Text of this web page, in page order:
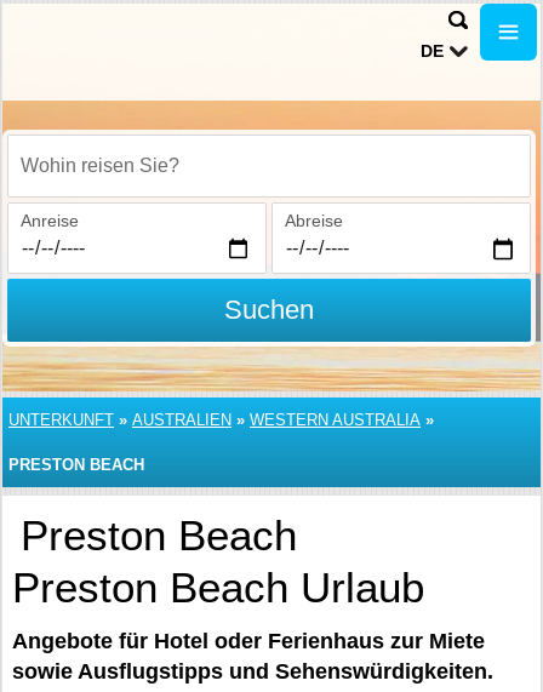
DE
Wohin reisen Sie?
Anreise Abreise
Suchen
UNTERKUNFT » AUSTRALIEN » WESTERN AUSTRALIA »
PRESTON BEACH
Preston Beach
Preston Beach Urlaub
Angebote für Hotel oder Ferienhaus zur Miete
sowie Ausflugstipps und Sehenswürdigkeiten.